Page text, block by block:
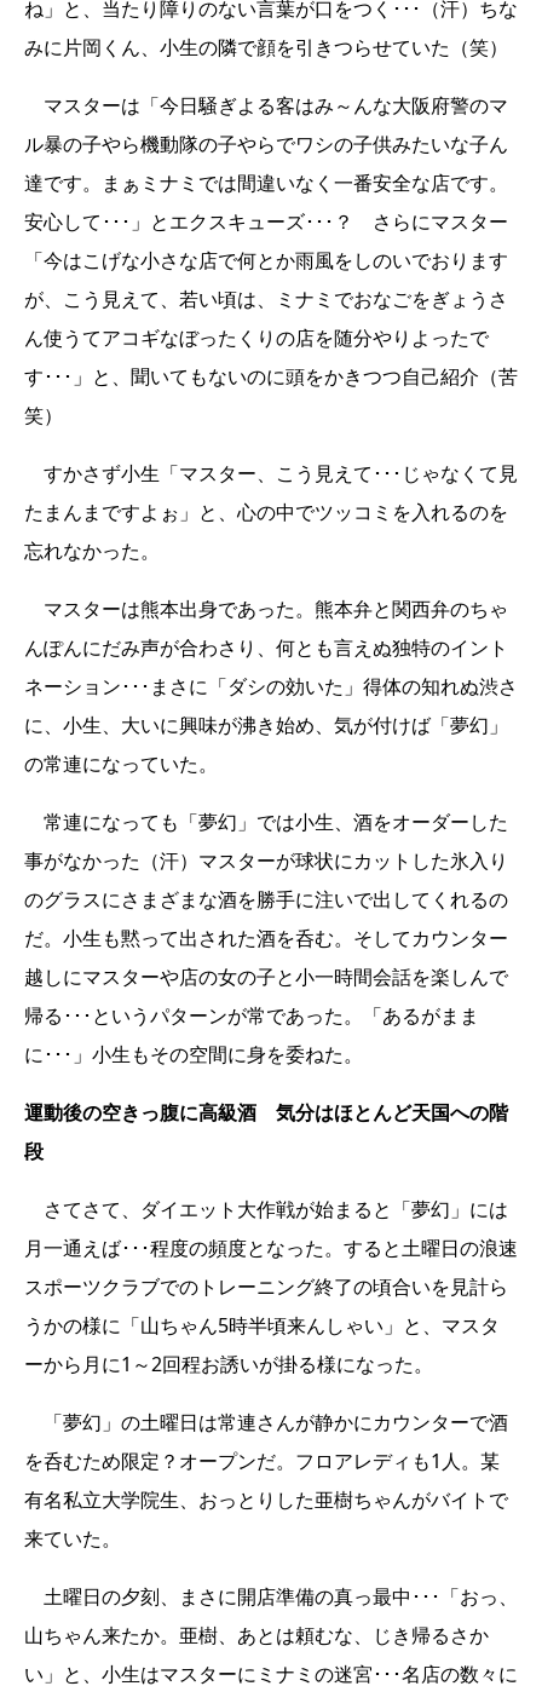
ね」と、当たり障りのない言葉が口をつく･･･（汗）ちな
みに片岡くん、小生の隣で顔を引きつらせていた（笑）
マスターは「今日騒ぎよる客はみ～んな大阪府警のマ
ル暴の子やら機動隊の子やらでワシの子供みたいな子ん
達です。まぁミナミでは間違いなく一番安全な店です。
安心して･･･」とエクスキューズ･･･？ さらにマスター
「今はこげな小さな店で何とか雨風をしのいでおります
が、こう見えて、若い頃は、ミナミでおなごをぎょうさ
ん使うてアコギなぼったくりの店を随分やりよったで
す･･･」と、聞いてもないのに頭をかきつつ自己紹介（苦
笑）
すかさず小生「マスター、こう見えて･･･じゃなくて見
たまんまですよぉ」と、心の中でツッコミを入れるのを
忘れなかった。
マスターは熊本出身であった。熊本弁と関西弁のちゃ
んぽんにだみ声が合わさり、何とも言えぬ独特のイント
ネーション･･･まさに「ダシの効いた」得体の知れぬ渋さ
に、小生、大いに興味が沸き始め、気が付けば「夢幻」
の常連になっていた。
常連になっても「夢幻」では小生、酒をオーダーした
事がなかった（汗）マスターが球状にカットした氷入り
のグラスにさまざまな酒を勝手に注いで出してくれるの
だ。小生も黙って出された酒を呑む。そしてカウンター
越しにマスターや店の女の子と小一時間会話を楽しんで
帰る･･･というパターンが常であった。「あるがまま
に･･･」小生もその空間に身を委ねた。
運動後の空きっ腹に高級酒 気分はほとんど天国への階
段
さてさて、ダイエット大作戦が始まると「夢幻」には
月一通えば･･･程度の頻度となった。すると土曜日の浪速
スポーツクラブでのトレーニング終了の頃合いを見計ら
うかの様に「山ちゃん5時半頃来んしゃい」と、マスタ
ーから月に1～2回程お誘いが掛る様になった。
「夢幻」の土曜日は常連さんが静かにカウンターで酒
を呑むため限定？オープンだ。フロアレディも1人。某
有名私立大学院生、おっとりした亜樹ちゃんがバイトで
来ていた。
土曜日の夕刻、まさに開店準備の真っ最中･･･「おっ、
山ちゃん来たか。亜樹、あとは頼むな、じき帰るさか
い」と、小生はマスターにミナミの迷宮･･･名店の数々に